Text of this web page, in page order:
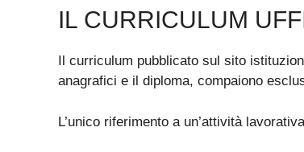
IL CURRICULUM
Il curriculum pubblicato sul sito
anagrafici e il diploma, compaiono
L’unico riferimento a un’attività